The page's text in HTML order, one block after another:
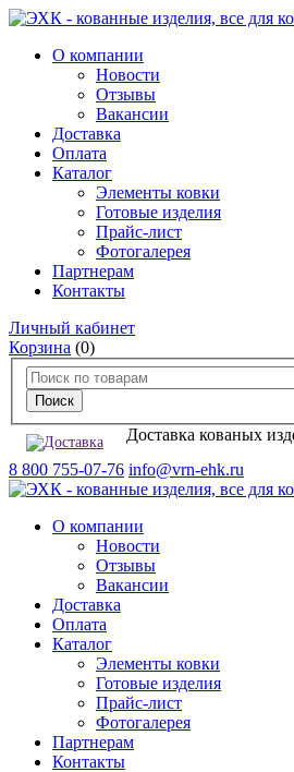
О компании
Новости
Отзывы
Вакансии
Доставка
Оплата
Каталог
Элементы ковки
Готовые изделия
Прайс-лист
Фотогалерея
Партнерам
Контакты
Личный кабинет
Корзина (0)
Доставка кованых
8 800 755-07-76 info@vrn-ehk.ru
О компании
Новости
Отзывы
Вакансии
Доставка
Оплата
Каталог
Элементы ковки
Готовые изделия
Прайс-лист
Фотогалерея
Партнерам
Контакты